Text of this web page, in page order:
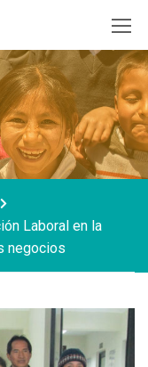
Laboral en la
negocios